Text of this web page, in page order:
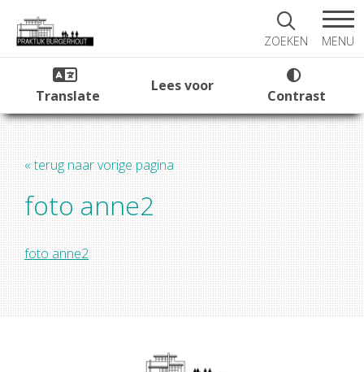
ZOEKEN MENU
Translate
Lees voor
Contrast
« terug naar vorige pagina
foto anne2
foto anne2